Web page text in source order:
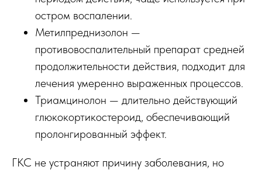
остром воспалении.
Метилпреднизолон —
противовоспалительный препарат средней
продолжительности действия, подходит для
лечения умеренно выраженных процессов.
Триамцинолон — длительно действующий
глюкокортикостероид, обеспечивающий
пролонгированный эффект.
ГКС не устраняют причину заболевания, но